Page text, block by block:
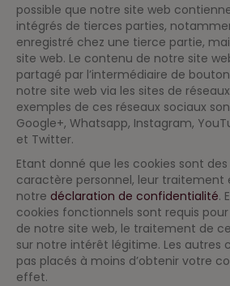
possible que notre site web
intégrés de tierces parties,
enregistré chez une tierce partie,
site web. Le contenu de notre site
partagé par l’intermédiaire de
notre site web via les sites de
exemples de ces réseaux sociaux
Google+, Whatsapp, Instagram,
et Twitter.
Etant donné que les cookies sont
caractère personnel, leur traitement
notre déclaration de confidentialité.
cookies fonctionnels sont requis
de notre site web, le traitement de
sur notre intérêt légitime. Les autres
pas placés à moins d’obtenir votre
effet.